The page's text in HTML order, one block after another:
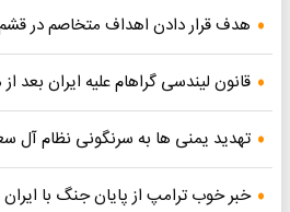
هدف قرار دادن اهداف متخاصم در
قانون لیندسی گراهام علیه ایران
تهدید یمنی ها به سرنگونی نظام آل
خبر خوب ترامپ از پایان جنگ با ایران